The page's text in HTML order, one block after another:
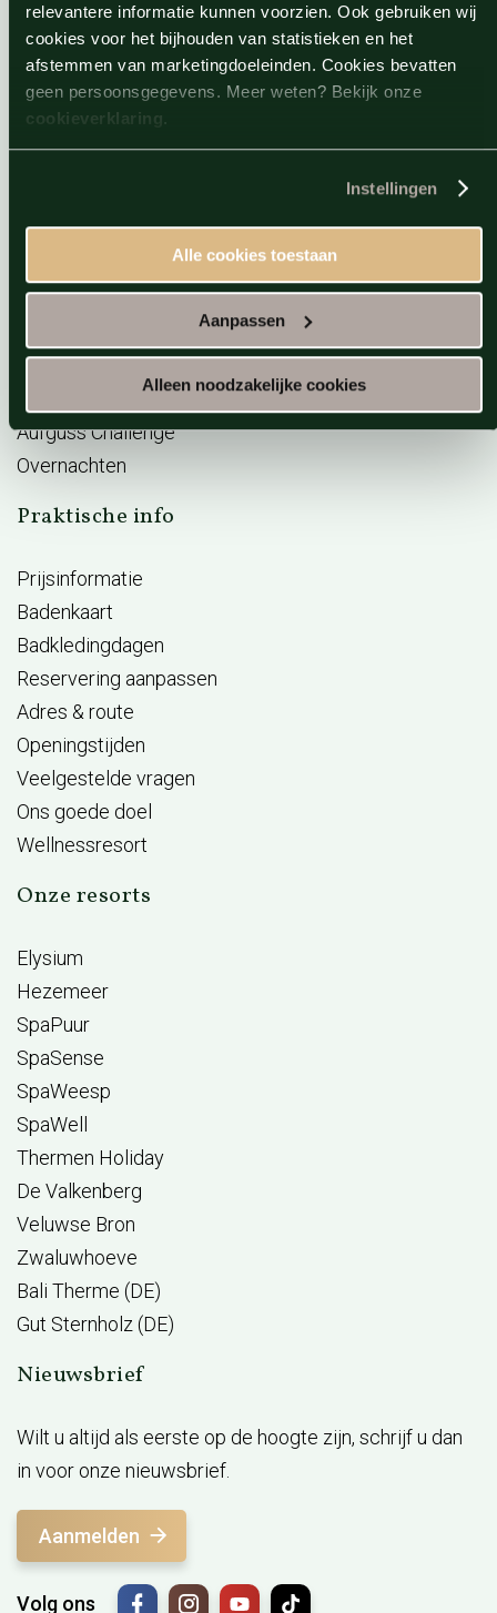
relevantere informatie kunnen voorzien. Ook gebruiken wij
cookies voor het bijhouden van statistieken en het
afstemmen van marketingdoeleinden. Cookies bevatten
geen persoonsgegevens. Meer weten? Bekijk onze
cookieverklaring.
Instellingen
Alle cookies toestaan
Aanpassen
Alleen noodzakelijke cookies
Direct naar
Sauna
Saunabon
Vacatures
Massage opleidingen
Wellness Giftcard
Aufguss Challenge
Overnachten
Praktische info
Prijsinformatie
Badenkaart
Badkledingdagen
Reservering aanpassen
Adres & route
Openingstijden
Veelgestelde vragen
Ons goede doel
Wellnessresort
Onze resorts
Elysium
Hezemeer
SpaPuur
SpaSense
SpaWeesp
SpaWell
Thermen Holiday
De Valkenberg
Veluwse Bron
Zwaluwhoeve
Bali Therme (DE)
Gut Sternholz (DE)
Nieuwsbrief
Wilt u altijd als eerste op de hoogte zijn, schrijf u dan
in voor onze nieuwsbrief.
Aanmelden
Volg ons